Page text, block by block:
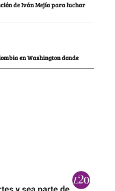
de Iván Mejía para luchar
en Washington donde